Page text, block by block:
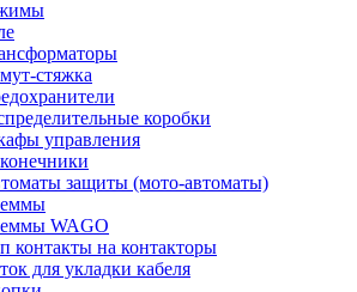
стяжка
коробки
управления
защиты (мото-автоматы)
WAGO
контакты на контакторы
для укладки кабеля